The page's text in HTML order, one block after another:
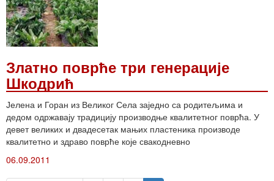
Златно поврће три генерације
Шкодрић
Јелена и Горан из Великог Села заједно са родитељима и
дедом одржавају традицију производње квалитетног поврћа. У
девет великих и двадесетак мањих пластеника производе
квалитетно и здраво поврће које свакодневно
06.09.2011